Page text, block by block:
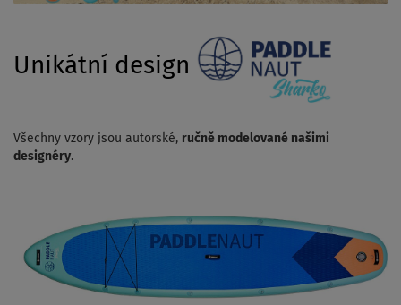
Unikátní design
Všechny vzory jsou autorské, ručně modelované našimi
designéry.